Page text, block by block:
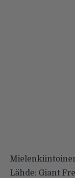
Lähde: Giant